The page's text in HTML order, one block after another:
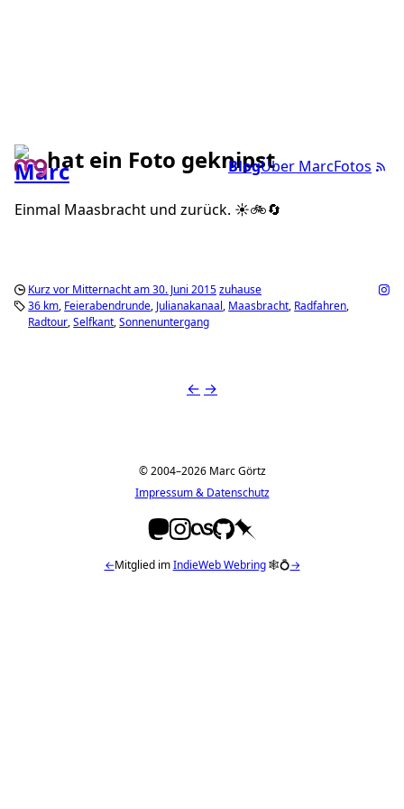
BlogÜber MarcFotos
hat ein Foto geknipst
Einmal Maasbracht und zurück. ☀️🚲🔄
Kurz vor Mitternacht am 30. Juni 2015zuhause
36 km Feierabendrunde Julianakanaal Maasbracht Radfahren
Radtour Selfkant Sonnenuntergang
← →
© 2004–2026 Marc Görtz
Impressum & Datenschutz
←Mitglied imIndieWeb Webring🕸💍→